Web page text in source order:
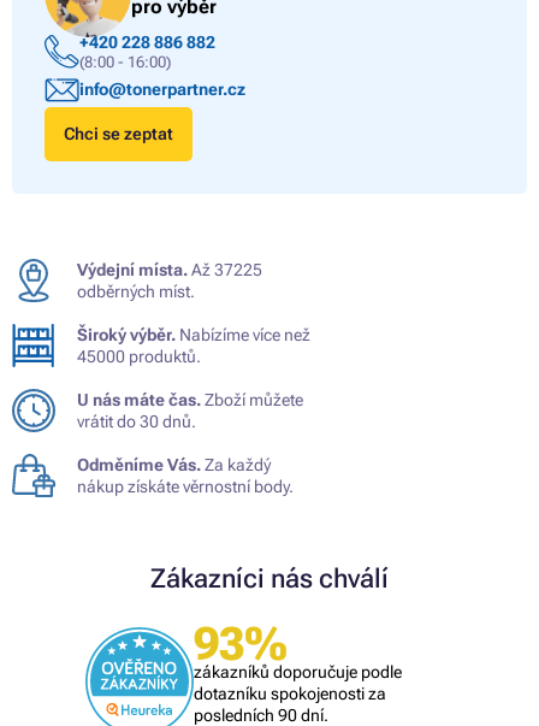
pro výběr
+420 228 886 882
(8:00 - 16:00)
info@tonerpartner.cz
Chci se zeptat
Výdejní místa.Až 37225
odběrných míst.
Široký výběr. Nabízíme více než
45000 produktů.
U nás máte čas.Zboží můžete
vrátit do 30 dnů.
Odměníme Vás.Za každý
nákup získáte věrnostní body.
Zákazníci nás chválí
93%
zákazníků doporučuje podle
dotazníku spokojenosti za
posledních 90 dní.